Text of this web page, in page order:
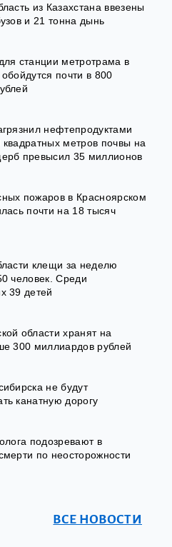
из Казахстана ввезены
и 21 тонна дынь
станции метротрама в
почти в 800
нефтепродуктами
метров почвы на
превысил 35 миллионов
пожаров в Красноярском
почти на 18 тысяч
клещи за неделю
человек. Среди
39 детей
области хранят на
300 миллиардов рублей
не будут
канатную дорогу
подозревают в
по неосторожности
ВСЕ НОВОСТИ